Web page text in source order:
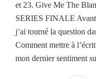
et 23. Give Me The
SERIES FINALE Avant
j’ai tourné la question
Comment mettre à
mon dernier sentiment